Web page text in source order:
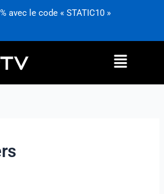
avec le code « STATIC10 »
Menu